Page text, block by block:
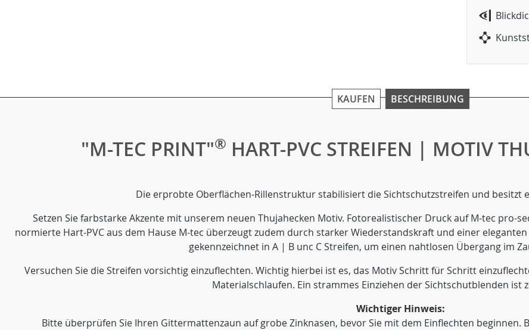
KAUFEN BESCHREIBUNG
"M-TEC PRINT"® HART-PVC STREIFEN | MOTIV
Die erprobte Oberflächen-Rillenstruktur stabilisiert die Sichtschutzstreifen und besitzt
Setzen Sie farbstarke Akzente mit unserem neuen Thujahecken Motiv. Fotorealistischer Druck auf M-tec
normierte Hart-PVC aus dem Hause M-tec überzeugt zudem durch starker Wiederstandskraft und einer
gekennzeichnet in A | B unc C Streifen, um einen nahtlosen Übergang im
Versuchen Sie die Streifen vorsichtig einzuflechten. Wichtig hierbei ist es, das Motiv Schritt für Schritt
Materialschlaufen. Ein strammes Einziehen der Sichtschutblenden ist
Wichtiger Hinweis:
Bitte überprüfen Sie Ihren Gittermattenzaun auf grobe Zinknasen, bevor Sie mit dem Einflechten beginnen.